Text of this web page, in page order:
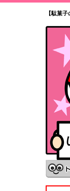
【駄菓